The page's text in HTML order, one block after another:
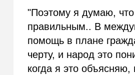
"Поэтому я думаю,
правильным.. В
помощь в плане
черту, и народ это
когда я это